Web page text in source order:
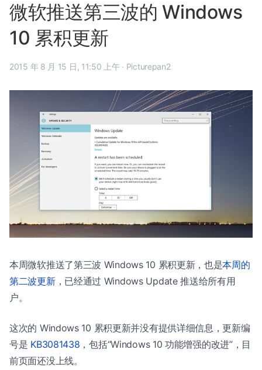
微软推送第三波的 Windows
10 累积更新
2015 年 8 月 15 日, 11:50 上午 · Picturepan2
本周微软推送了第三波 Windows 10 累积更新，也是本周的
第二波更新，已经通过 Windows Update 推送给所有用
户。
这次的 Windows 10 累积更新并没有提供详细信息，更新编
号是 KB3081438 ，包括“Windows 10 功能增强的改进”，目
前页面还没上线。